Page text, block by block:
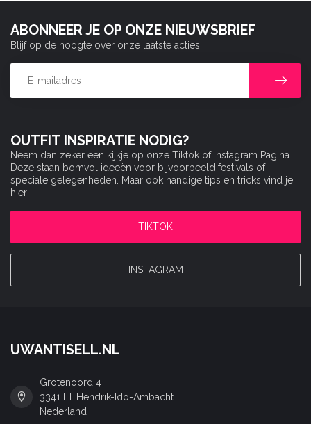
OUTFIT INSPIRATIE NODIG?
Neem dan zeker een kijkje op onze Tiktok of Instagram Pagina.
Deze staan bomvol ideeën voor bijvoorbeeld festivals of
speciale gelegenheden. Maar ook handige tips en tricks vind je
hier!
TIKTOK
INSTAGRAM
ABONNEER JE OP ONZE NIEUWSBRIEF
Blijf op de hoogte over onze laatste acties
UWANTISELL.NL
Grotenoord 4
3341 LT Hendrik-Ido-Ambacht
Nederland